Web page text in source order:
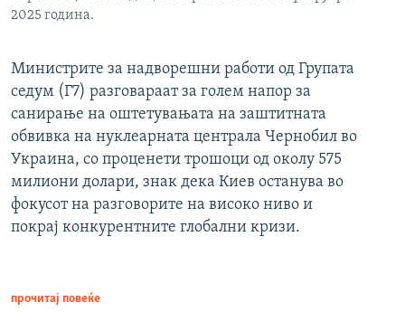
2025 година.
Министрите за надворешни работи од Групата
седум (Г7) разговараат за голем напор за
санирање на оштетувањата на заштитната
обвивка на нуклеарната централа Чернобил во
Украина, со проценети трошоци од околу 575
милиони долари, знак дека Киев останува во
фокусот на разговорите на високо ниво и
покрај конкурентните глобални кризи.
прочитај повеќе